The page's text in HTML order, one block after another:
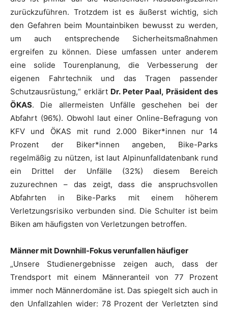
zurückzuführen. Trotzdem ist es äußerst wichtig, sich
den Gefahren beim Mountainbiken bewusst zu werden,
um auch entsprechende Sicherheitsmaßnahmen
ergreifen zu können. Diese umfassen unter anderem
eine solide Tourenplanung, die Verbesserung der
eigenen Fahrtechnik und das Tragen passender
Schutzausrüstung,“ erklärt Dr. Peter Paal, Präsident des
ÖKAS. Die allermeisten Unfälle geschehen bei der
Abfahrt (96%). Obwohl laut einer Online-Befragung von
KFV und ÖKAS mit rund 2.000 Biker*innen nur 14
Prozent der Biker*innen angeben, Bike-Parks
regelmäßig zu nützen, ist laut Alpinunfalldatenbank rund
ein Drittel der Unfälle (32%) diesem Bereich
zuzurechnen – das zeigt, dass die anspruchsvollen
Abfahrten in Bike-Parks mit einem höherem
Verletzungsrisiko verbunden sind. Die Schulter ist beim
Biken am häufigsten von Verletzungen betroffen.
Männer mit Downhill-Fokus verunfallen häufiger
„Unsere Studienergebnisse zeigen auch, dass der
Trendsport mit einem Männeranteil von 77 Prozent
immer noch Männerdomäne ist. Das spiegelt sich auch in
den Unfallzahlen wider: 78 Prozent der Verletzten sind